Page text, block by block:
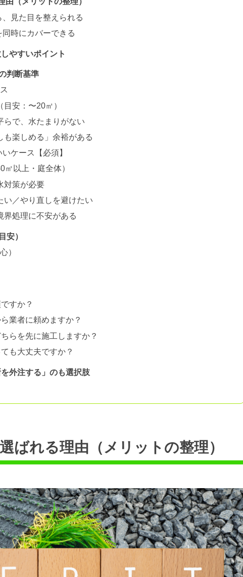
見た目を整えられる
時にカバーできる
やすいポイント
判断基準
安：〜20㎡）
らで、水たまりがない
も楽しめる」余裕がある
ケース【必須】
㎡以上・庭全体）
対策が必要
い／やり直しを避けたい
界処理に不安がある
安）
）
すか？
業者に頼めますか？
らを先に施工しますか？
も大丈夫ですか？
外注する」のも選択肢
ばれる理由（メリットの整理）